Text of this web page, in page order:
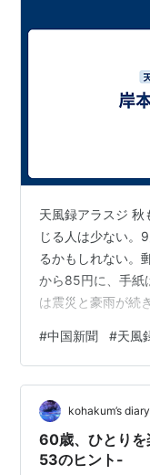
天風録アラスジ 秋
じる人は少ない。
るかもしれない。
から85円に、手紙
は震災と豪雨が続
衆院解散・総選挙
ント 手紙の書き出
は、日常生活を題
を巧みに使った作
ッセイは、四季の
些細な喜びや感動
#中国新聞 #天風
kohakum’s diary
60歳、ひとりを
53のヒント-